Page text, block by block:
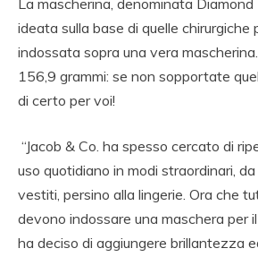
La mascherina, denominata
ideata sulla base di quelle chirurgiche
indossata sopra una vera
156,9 grammi: se non sopportate
di certo per voi!
“Jacob & Co. ha spesso cercato di
uso quotidiano in modi straordinari,
vestiti, persino alla lingerie. Ora che
devono indossare una maschera per
ha deciso di aggiungere brillantezza